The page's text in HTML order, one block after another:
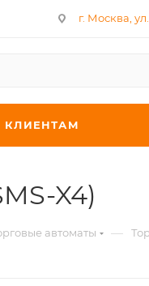
г. Москва,
КЛИЕНТАМ
X4)
автоматы —